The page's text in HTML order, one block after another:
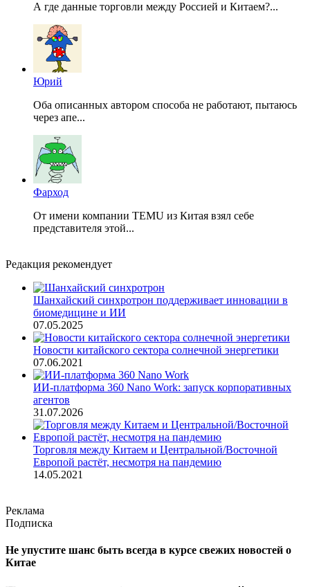
А где данные торговли между Россией и Китаем?...
Юрий
Оба описанных автором способа не работают, пытаюсь
через апе...
Фарход
От имени компании TEMU из Китая взял себе
представителя этой...
Редакция рекомендует
Шанхайский синхротрон поддерживает инновации в
биомедицине и ИИ
07.05.2025
Новости китайского сектора солнечной энергетики
07.06.2021
ИИ-платформа 360 Nano Work: запуск корпоративных
агентов
31.07.2026
Торговля между Китаем и Центральной/Восточной
Европой растёт, несмотря на пандемию
14.05.2021
Реклама
Подписка
Не упустите шанс быть всегда в курсе свежих новостей о
Китае